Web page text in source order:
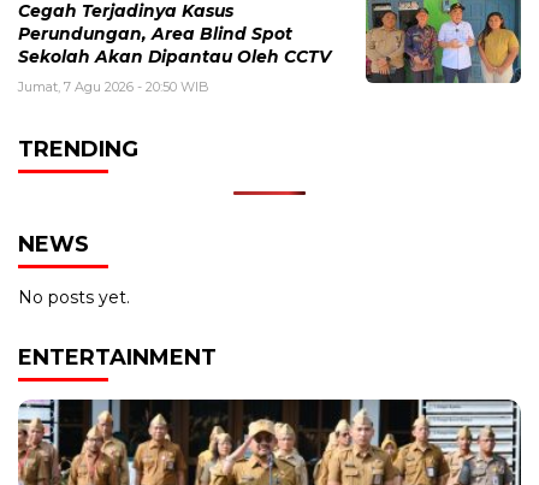
Cegah Terjadinya Kasus
Perundungan, Area Blind Spot
Sekolah Akan Dipantau Oleh CCTV
Jumat, 7 Agu 2026 - 20:50 WIB
TRENDING
NEWS
No posts yet.
ENTERTAINMENT